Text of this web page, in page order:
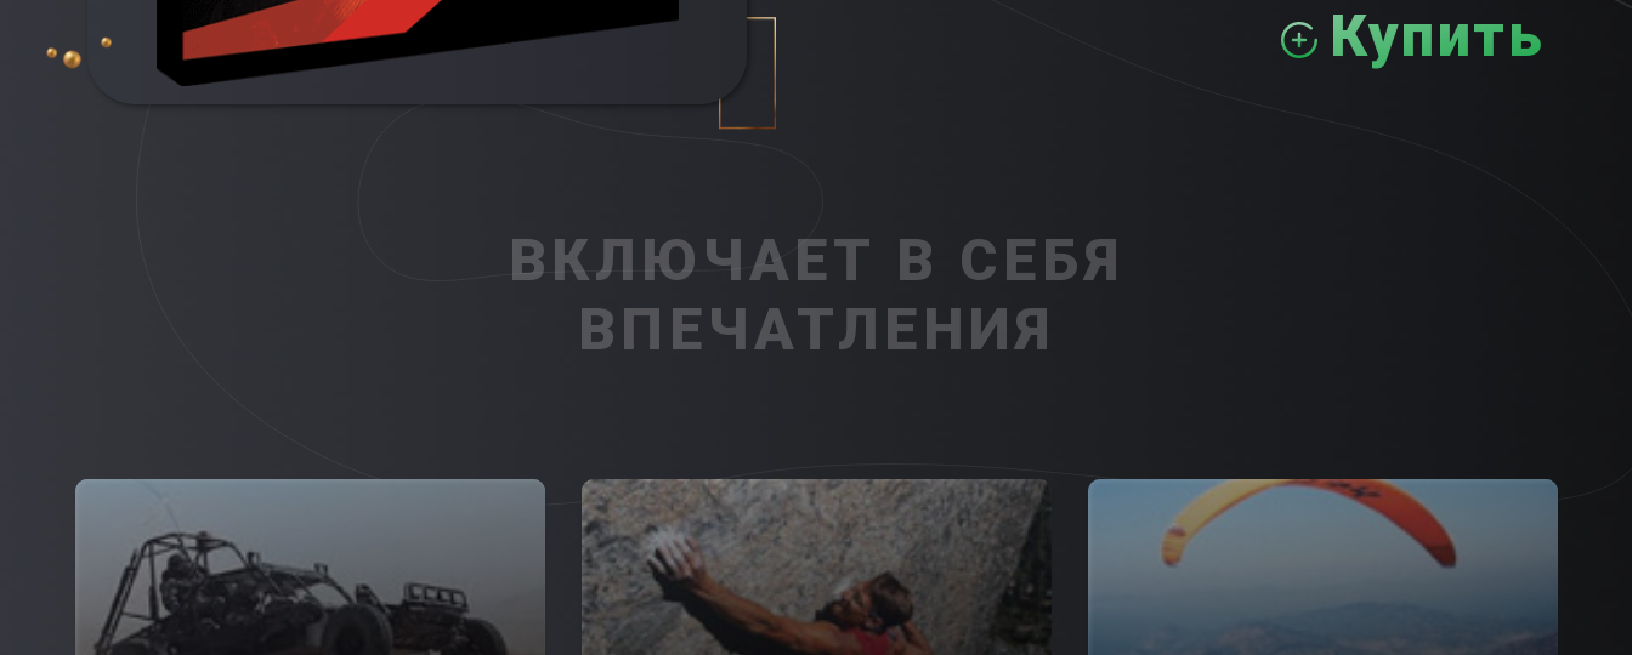
Купить
ВКЛЮЧАЕТ В СЕБЯ
ВПЕЧАТЛЕНИЯ